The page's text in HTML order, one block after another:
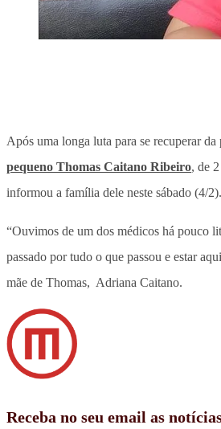
Após uma longa luta para se recuperar da
pequeno Thomas Caitano Ribeiro, de
informou a família dele neste sábado (4/2).
“Ouvimos de um dos médicos há pouco
passado por tudo o que passou e estar
mãe de Thomas, Adriana Caitano.
Receba no seu email as